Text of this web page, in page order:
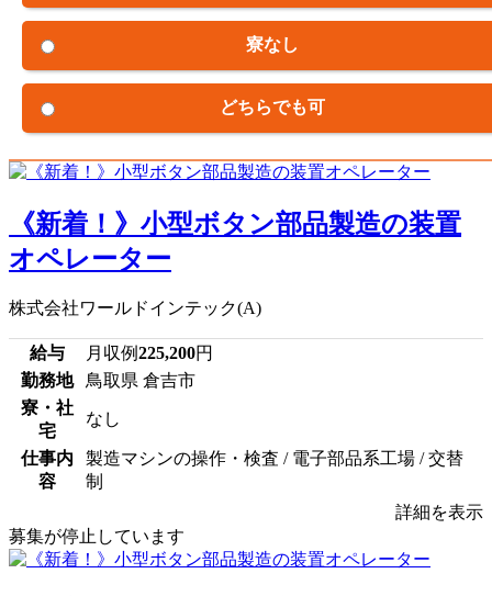
寮なし
どちらでも可
《新着！》小型ボタン部品製造の装置
オペレーター
株式会社ワールドインテック(A)
給与 月収例225,200円
勤務地
鳥取県 倉吉市
寮・社
宅
なし
仕事内
容
製造マシンの操作・検査 / 電子部品系工場 / 交替
制
詳細を表示
募集が停止しています